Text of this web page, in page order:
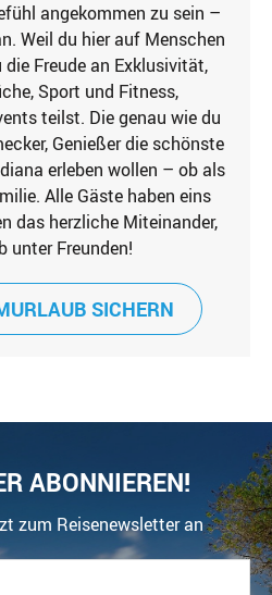
angekommen zu sein –
Weil du hier auf Menschen
Freude an Exklusivität,
Sport und Fitness,
teilst. Die genau wie du
Genießer die schönste
erleben wollen – ob als
Alle Gäste haben eins
das herzliche Miteinander,
unter Freunden!
SICHERN
ABONNIEREN!
zum Reisenewsletter an